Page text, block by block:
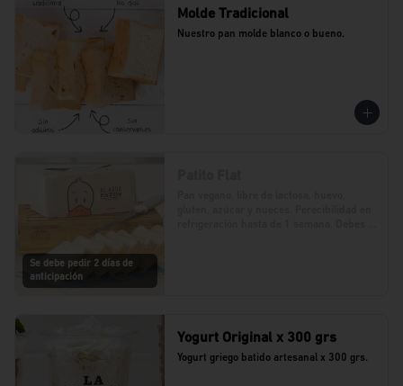
Molde Tradicional
Nuestro pan molde blanco o bueno.
Se debe pedir 2 días de
anticipación
Yogurt Original x 300 grs
Yogurt griego batido artesanal x 300 grs.